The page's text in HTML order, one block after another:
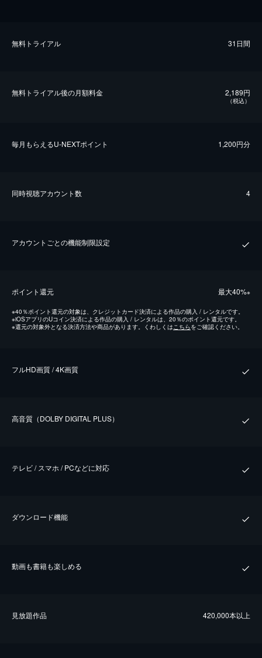
無料トライアル 31日間
無料トライアル後の⽉額料金 2,189円
（税込）
毎⽉もらえるU-NEXTポイント 1,200円分
同時視聴アカウント数 4
アカウントごとの機能制限設定
ポイント還元 最⼤40%※
※40％ポイント還元の対象は、クレジットカード決済による作品の購入 / レンタルです。
※iOSアプリのUコイン決済による作品の購入 / レンタルは、20％のポイント還元です。
※還元の対象外となる決済方法や商品があります。くわしくはこちらをご確認ください。
フルHD画質 / 4K画質
⾼⾳質（DOLBY DIGITAL PLUS）
テレビ / スマホ / PCなどに対応
ダウンロード機能
動画も書籍も楽しめる
⾒放題作品 420,000本以上